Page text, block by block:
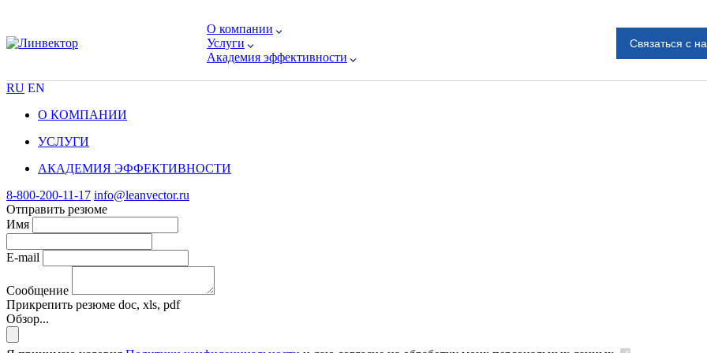
О компании
Услуги
Академия эффективности
Связаться с
RU EN
О КОМПАНИИ
УСЛУГИ
АКАДЕМИЯ ЭФФЕКТИВНОСТИ
8-800-200-11-17 info@leanvector.ru
Отправить резюме
Имя
E-mail
Сообщение
Прикрепить резюме doc, xls, pdf
Обзор...